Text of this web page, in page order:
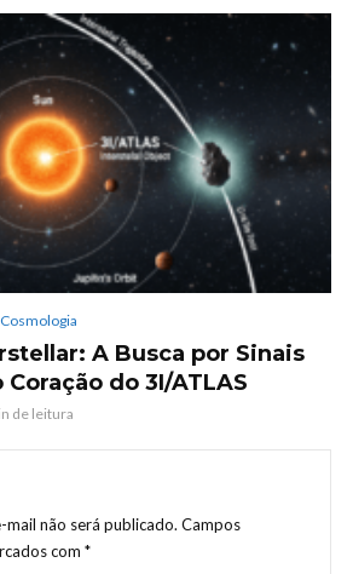
A Busca por Sinais
do 3I/ATLAS
de leitura
mail não será publicado. Campos
com *